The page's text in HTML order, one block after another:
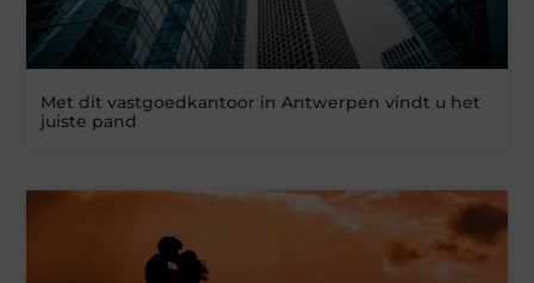
Met dit vastgoedkantoor in Antwerpen vindt u het
juiste pand